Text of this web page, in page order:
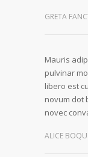
GRETA
Mauris
pulvinar
libero est
novum dot
novec
ALICE